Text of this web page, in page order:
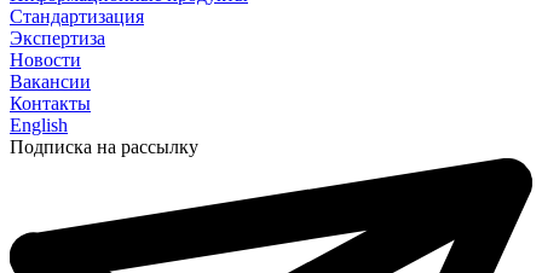
Стандартизация
Экспертиза
Новости
Вакансии
Контакты
English
Подписка на рассылку